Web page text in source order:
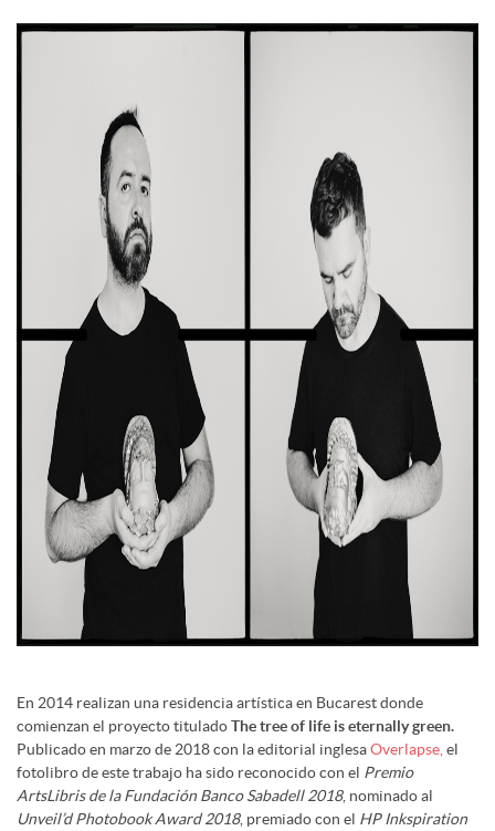
En 2014 realizan una residencia artística en Bucarest donde
comienzan el proyecto tituladoThe tree of life is eternally green.
Publicado en marzo de 2018 con la editorial inglesaOverlapse, el
fotolibro de este trabajo ha sido reconocido con el Premio
ArtsLibris de la Fundación Banco Sabadell 2018, nominado al
Unveil’d Photobook Award 2018, premiado con el HP Inkspiration